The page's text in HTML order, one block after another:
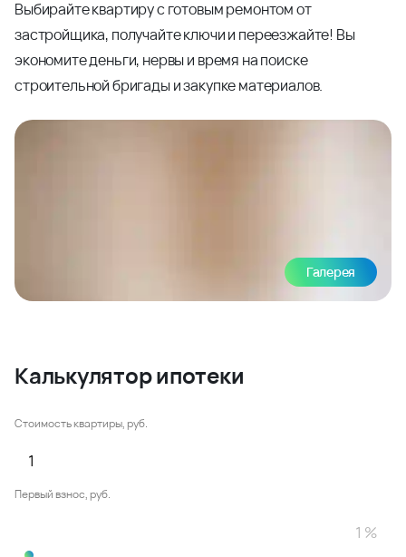
Выбирайте квартиру с готовым ремонтом от
застройщика, получайте ключи и переезжайте! Вы
экономите деньги, нервы и время на поиске
строительной бригады и закупке материалов.
Галерея
Калькулятор ипотеки
Стоимость квартиры, руб.
Первый взнос, руб.